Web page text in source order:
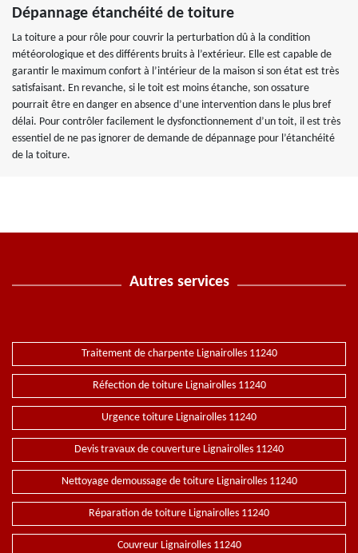
Dépannage étanchéité de toiture
La toiture a pour rôle pour couvrir la perturbation dû à la condition
météorologique et des différents bruits à l’extérieur. Elle est capable de
garantir le maximum confort à l’intérieur de la maison si son état est très
satisfaisant. En revanche, si le toit est moins étanche, son ossature
pourrait être en danger en absence d’une intervention dans le plus bref
délai. Pour contrôler facilement le dysfonctionnement d’un toit, il est très
essentiel de ne pas ignorer de demande de dépannage pour l’étanchéité
de la toiture.
Autres services
Traitement de charpente Lignairolles 11240
Réfection de toiture Lignairolles 11240
Urgence toiture Lignairolles 11240
Devis travaux de couverture Lignairolles 11240
Nettoyage demoussage de toiture Lignairolles 11240
Réparation de toiture Lignairolles 11240
Couvreur Lignairolles 11240